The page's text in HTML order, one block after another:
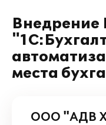
Внедрение
места
ООО "АДВ